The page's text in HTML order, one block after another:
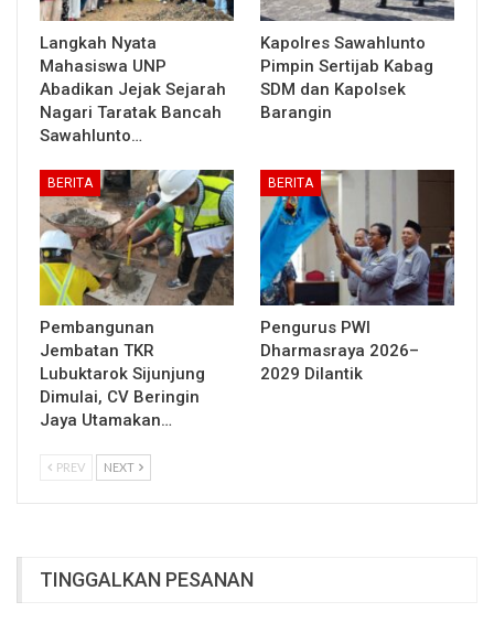
Langkah Nyata
Mahasiswa UNP
Abadikan Jejak Sejarah
Nagari Taratak Bancah
Sawahlunto…
Kapolres Sawahlunto
Pimpin Sertijab Kabag
SDM dan Kapolsek
Barangin
BERITA
Pembangunan
Jembatan TKR
Lubuktarok Sijunjung
Dimulai, CV Beringin
Jaya Utamakan…
BERITA
Pengurus PWI
Dharmasraya 2026–
2029 Dilantik
PREV NEXT
TINGGALKAN PESANAN